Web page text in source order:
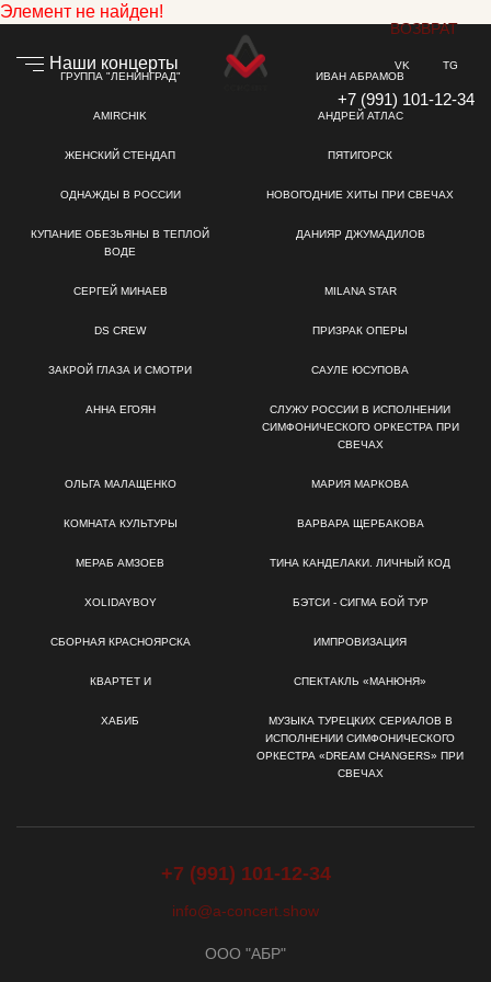
Наши концерты
ВОЗВРАТ
VK TG
+7 (991) 101-12-34
Элемент не найден!
ГРУППА "ЛЕНИНГРАД" ИВАН АБРАМОВ
AMIRCHIK АНДРЕЙ АТЛАС
ЖЕНСКИЙ СТЕНДАП ПЯТИГОРСК
ОДНАЖДЫ В РОССИИ НОВОГОДНИЕ ХИТЫ ПРИ СВЕЧАХ
КУПАНИЕ ОБЕЗЬЯНЫ В ТЕПЛОЙ
ВОДЕ
ДАНИЯР ДЖУМАДИЛОВ
СЕРГЕЙ МИНАЕВ MILANA STAR
DS CREW ПРИЗРАК ОПЕРЫ
ЗАКРОЙ ГЛАЗА И СМОТРИ САУЛЕ ЮСУПОВА
АННА ЕГОЯН
СЛУЖУ РОССИИ В ИСПОЛНЕНИИ
СИМФОНИЧЕСКОГО ОРКЕСТРА ПРИ
СВЕЧАХ
ОЛЬГА МАЛАЩЕНКО МАРИЯ МАРКОВА
КОМНАТА КУЛЬТУРЫ ВАРВАРА ЩЕРБАКОВА
МЕРАБ АМЗОЕВ ТИНА КАНДЕЛАКИ. ЛИЧНЫЙ КОД
XOLIDAYBOY БЭТСИ - СИГМА БОЙ ТУР
СБОРНАЯ КРАСНОЯРСКА ИМПРОВИЗАЦИЯ
КВАРТЕТ И СПЕКТАКЛЬ «МАНЮНЯ»
ХАБИБ
МУЗЫКА ТУРЕЦКИХ СЕРИАЛОВ В
ИСПОЛНЕНИИ СИМФОНИЧЕСКОГО
ОРКЕСТРА «DREAM CHANGERS» ПРИ
СВЕЧАХ
+7 (991) 101-12-34
info@a-concert.show
ООО "АБР"